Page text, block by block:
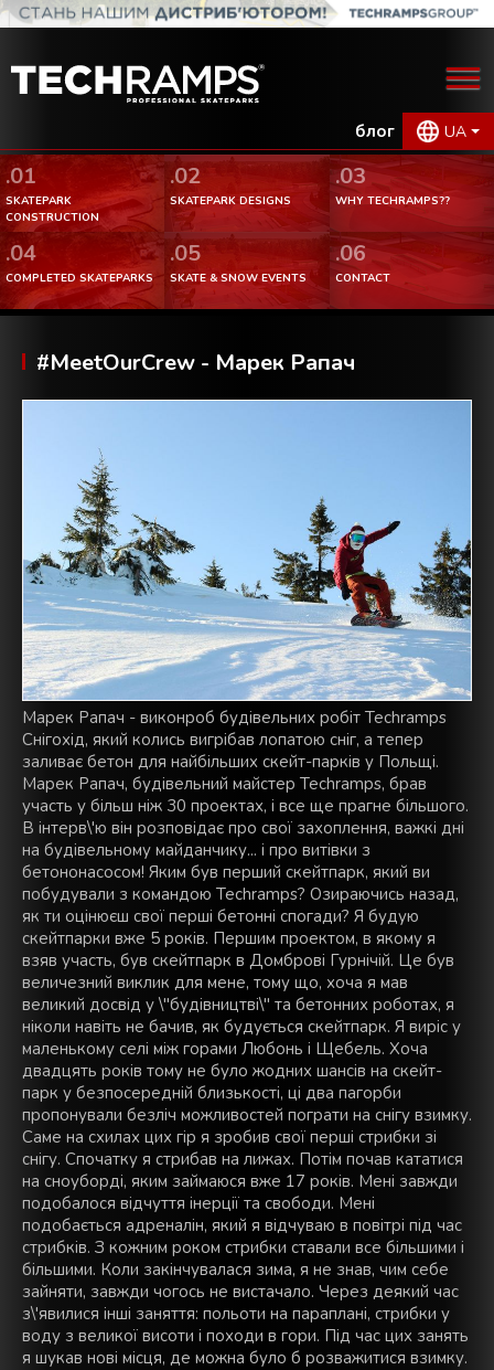
блог UA
.01
SKATEPARK
CONSTRUCTION
.02
SKATEPARK DESIGNS
.03
WHY TECHRAMPS??
.04
COMPLETED SKATEPARKS
.05
SKATE & SNOW EVENTS
.06
CONTACT
#MeetOurCrew - Марек Рапач
Марек Рапач - виконроб будівельних робіт Techramps
Снігохід, який колись вигрібав лопатою сніг, а тепер
заливає бетон для найбільших скейт-парків у Польщі.
Марек Рапач, будівельний майстер Techramps, брав
участь у більш ніж 30 проектах, і все ще прагне більшого.
В інтерв\'ю він розповідає про свої захоплення, важкі дні
на будівельному майданчику... і про витівки з
бетононасосом! Яким був перший скейтпарк, який ви
побудували з командою Techramps? Озираючись назад,
як ти оцінюєш свої перші бетонні спогади? Я будую
скейтпарки вже 5 років. Першим проектом, в якому я
взяв участь, був скейтпарк в Домброві Гурнічій. Це був
величезний виклик для мене, тому що, хоча я мав
великий досвід у \"будівництві\" та бетонних роботах, я
ніколи навіть не бачив, як будується скейтпарк. Я виріс у
маленькому селі між горами Любонь і Щебель. Хоча
двадцять років тому не було жодних шансів на скейт-
парк у безпосередній близькості, ці два пагорби
пропонували безліч можливостей пограти на снігу взимку.
Саме на схилах цих гір я зробив свої перші стрибки зі
снігу. Спочатку я стрибав на лижах. Потім почав кататися
на сноуборді, яким займаюся вже 17 років. Мені завжди
подобалося відчуття інерції та свободи. Мені
подобається адреналін, який я відчуваю в повітрі під час
стрибків. З кожним роком стрибки ставали все більшими і
більшими. Коли закінчувалася зима, я не знав, чим себе
зайняти, завжди чогось не вистачало. Через деякий час
з\'явилися інші заняття: польоти на параплані, стрибки у
воду з великої висоти і походи в гори. Під час цих занять
я шукав нові місця, де можна було б розважитися взимку.